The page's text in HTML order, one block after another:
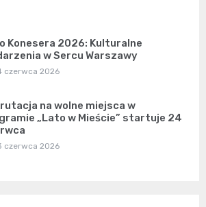
Konesera 2026: Kulturalne
w Sercu Warszawy
czerwca 2026
na wolne miejsca w
„Lato w Mieście” startuje 24
czerwca 2026